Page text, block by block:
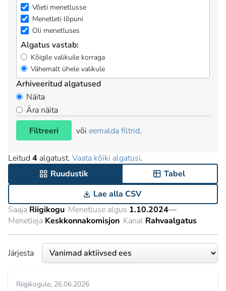
Võeti menetlusse
Menetleti lõpuni
Oli menetluses
Algatus vastab:
Kõigile valikuile korraga
Vähemalt ühele valikule
Arhiveeritud algatused
Näita
Ära näita
Filtreeri
või eemalda filtrid.
Leitud 4 algatust. Vaata kõiki algatusi.
Ruudustik
Tabel
Lae alla CSV
Saaja Riigikogu Menetluse algus 1.10.2024—
Menetleja Keskkonnakomisjon Kanal Rahvaalgatus
Järjesta
Riigikogule 26.06.2026